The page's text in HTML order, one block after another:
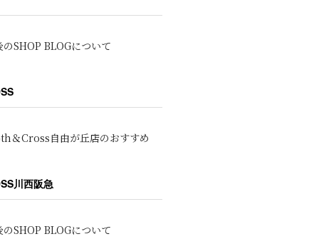
のSHOP BLOGについて
＆Cross自由が丘店のおすすめ
川西阪急
のSHOP BLOGについて